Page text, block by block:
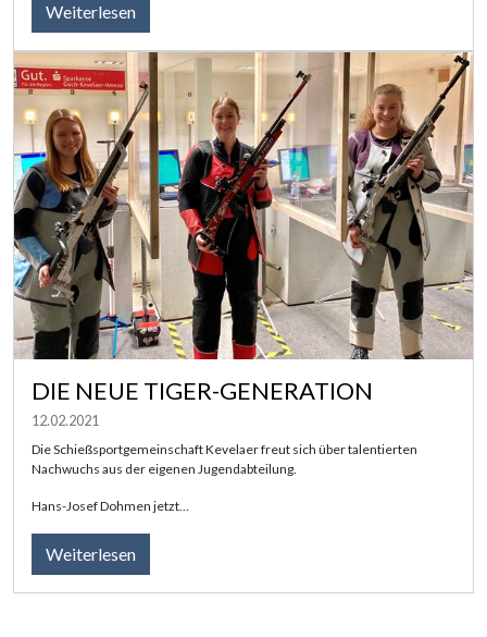
Weiterlesen
DIE NEUE TIGER-GENERATION
12.02.2021
Die Schießsportgemeinschaft Kevelaer freut sich über talentierten
Nachwuchs aus der eigenen Jugendabteilung.
Hans-Josef Dohmen jetzt…
Weiterlesen